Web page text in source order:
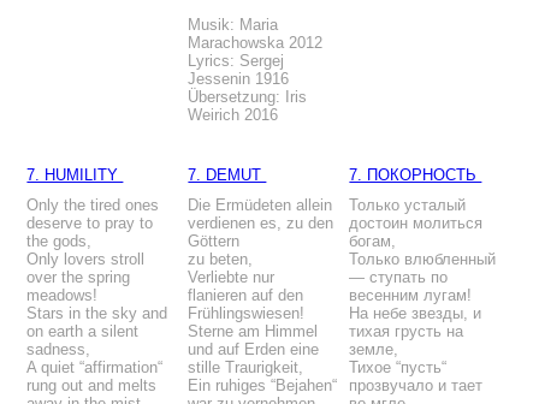
Musik: Maria
Marachowska 2012
Lyrics: Sergej
Jessenin 1916
Übersetzung: Iris
Weirich 2016
7. HUMILITY 7. DEMUT
7. ПОКОРНОСТЬ
Only the tired ones
deserve to pray to
the gods,
Only lovers stroll
over the spring
meadows!
Stars in the sky and
on earth a silent
sadness,
A quiet “affirmation“
rung out and melts
Die Ermüdeten allein
verdienen es, zu den
Göttern
zu beten,
Verliebte nur
flanieren auf den
Frühlingswiesen!
Sterne am Himmel
und auf Erden eine
stille Traurigkeit,
Ein ruhiges “Bejahen“
Только усталый
достоин молиться
богам,
Только влюбленный
— ступать по
весенним лугам!
На небе звезды, и
тихая грусть на
земле,
Тихое “пусть“
прозвучало и тает